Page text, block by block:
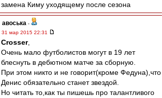
замена Киму уходящему после сезона
авоська -
31 мар 2015 22:31
Crosser,
Очень мало футболистов могут в 19 лет
блеснуть в дебютном матче за сборную.
При этом никто и не говорит(кроме Федуна),что
Денис обязательно станет звездой.
Но читать то,как ты пишешь про талантливого